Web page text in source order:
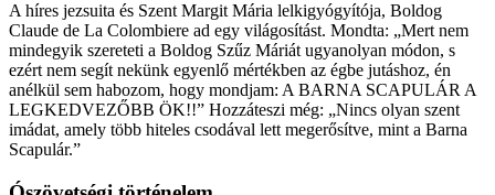
A híres jezsuita és Szent Margit Mária lelkigyógyítója, Boldog
Claude de La Colombiere ad egy világosítást. Mondta: „Mert nem
mindegyik szereteti a Boldog Szűz Máriát ugyanolyan módon, s
ezért nem segít nekünk egyenlő mértékben az égbe jutáshoz, én
anélkül sem habozom, hogy mondjam: A BARNA SCAPULÁR A
LEGKEDVEZŐBB ÖK!!” Hozzáteszi még: „Nincs olyan szent
imádat, amely több hiteles csodával lett megerősítve, mint a Barna
Scapulár.”